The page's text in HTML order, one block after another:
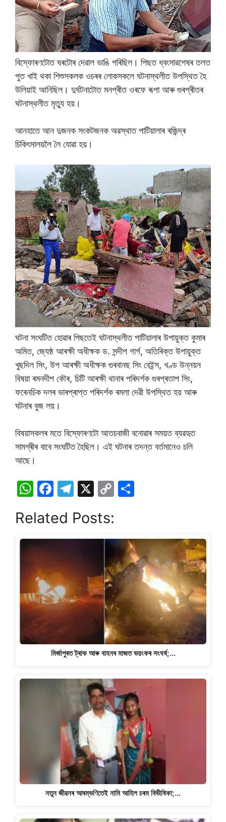
বিস্ফোৰণটোত ঘৰটোৰ দেৱাল ভাঙি পৰিছিল। পিছত ধ্বংসাৱশেষৰ তলত
পুত খাই থকা শিশুসকলক ওচৰৰ লোকসকলে ঘটনাস্থলীত উপস্থিত হৈ
উলিয়াই আনিছিল। দুৰ্ঘটনাটোত মনপ্ৰীত ওৰফে ৰূপা আৰু গুৰপ্ৰীতৰ
ঘটনাস্থলীত মৃত্যু হয়।
আনহাতে আন দুজনক সংকটজনক অৱস্থাত পাটিয়ালাৰ ৰজিন্দ্ৰ
চিকিৎসালয়লৈ লৈ যোৱা হয়।
ঘটনা সংঘটিত হোৱাৰ পিছতেই ঘটনাস্থলীত পাটিয়ালাৰ উপায়ুক্ত কুমাৰ
অমিত, জ্যেষ্ঠ আৰক্ষী অধীক্ষক ড. সন্দীপ গাৰ্গ, অতিৰিক্ত উপায়ুক্ত
খুছদিল সিং, উপ আৰক্ষী অধীক্ষক গুৰবানছ সিং বেইন্স, খণ্ড উন্নয়ন
বিষয়া ৰমনদীপ কৌৰ, চিটি আৰক্ষী থানাৰ পৰিদৰ্শক গুৰপ্ৰতাপ সিং,
ফৰেনচিক দলৰ ভাৰপ্ৰাপ্ত পৰিদৰ্শক ৰমলা দেৱী উপস্থিত হয় আৰু
ঘটনাৰ বুজ লয়।
বিষয়াসকলৰ মতে বিস্ফোৰণটো আতচবাজী বনোৱাৰ সময়ত ব্যৱহৃত
সামগ্ৰীৰ বাবে সংঘটিত হৈছিল। এই ঘটনাৰ তদন্ত বৰ্তমানেও চলি
আছে।
W
at
s
A
p
p
F
c
e
b
o
o
k
T
e
gr
m
X
C
y
Li
n
k
e
Related Posts:
মিৰ্জাপুৰত ট্ৰাক আৰু বাহনৰ মাজত ভয়ংকৰ সংঘৰ্ষ;…
নতুন জীৱনৰ আৰম্ভণিতেই নামি আহিল চৰম বিভীষিকা;…